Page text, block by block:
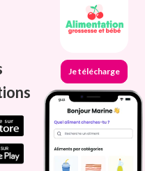
Je télécharge